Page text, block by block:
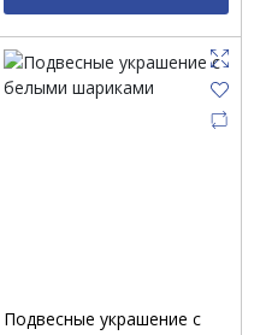
Подвесные украшение с